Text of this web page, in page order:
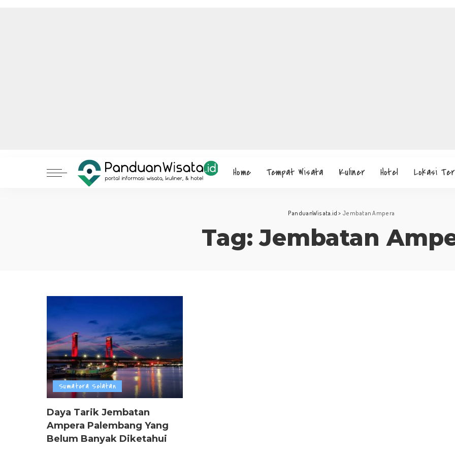
Home Tempat Wisata Kuliner Hotel Lokasi
PanduanWisata.id > Jembatan Ampera
Tag:Jembatan
Sumatera Selatan
Daya Tarik Jembatan
Ampera Palembang Yang
Belum Banyak Diketahui